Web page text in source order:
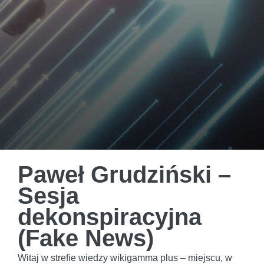
Paweł Grudziński –
Sesja
dekonspiracyjna
(Fake News)
Witaj w strefie wiedzy wikigamma plus – miejscu, w